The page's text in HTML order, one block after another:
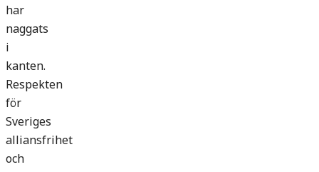
har
naggats
i
kanten.
Respekten
för
Sveriges
alliansfrihet
och